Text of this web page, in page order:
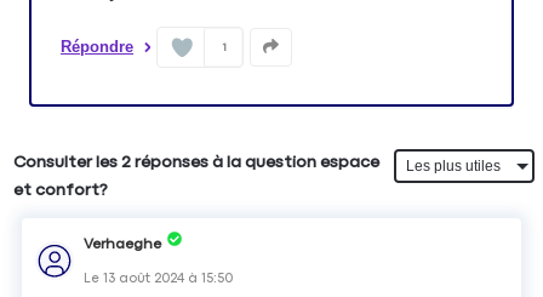
Répondre 1
Consulter les 2 réponses à la question espace
et confort?
Verhaeghe
Le13 août 2024 à15:50